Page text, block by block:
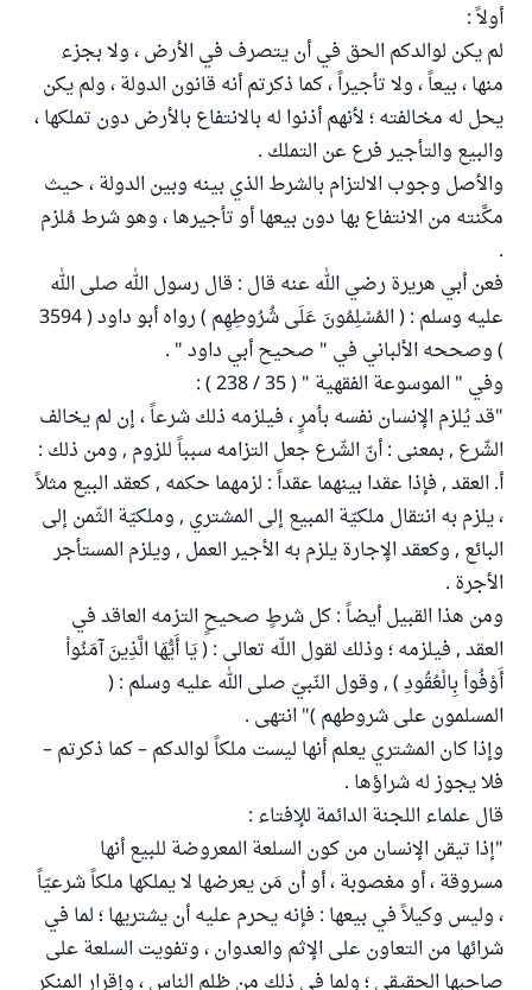
أولاً :
لم يكن لوالدكم الحق في أن يتصرف في الأرض ، ولا بجزء
منها ، بيعاً ، ولا تأجيراً ، كما ذكرتم أنه قانون الدولة ، ولم يكن
يحل له مخالفته ؛ لأنهم أذنوا له بالانتفاع بالأرض دون تملكها ،
والبيع والتأجير فرع عن التملك .
والأصل وجوب الالتزام بالشرط الذي بينه وبين الدولة ، حيث
مكَّنته من الانتفاع بها دون بيعها أو تأجيرها ، وهو شرط مُلزم
.
فعن أبي هريرة رضي الله عنه قال : قال رسول الله صلى الله
عليه وسلم : ( المُسْلِمُونَ عَلَى شُرُوطِهِم ) رواه أبو داود ( 3594
) وصححه الألباني في " صحيح أبي داود " .
وفي " الموسوعة الفقهية " ( 35 / 238 ) :
"قد يُلزم الإنسان نفسه بأمرٍ ، فيلزمه ذلك شرعاً ، إن لم يخالف
الشّرع , بمعنى : أنّ الشّرع جعل التزامه سبباً للزوم , ومن ذلك :
أ. العقد , فإذا عقدا بينهما عقداً : لزمهما حكمه , كعقد البيع مثلاً
، يلزم به انتقال ملكيّة المبيع إلى المشتري , وملكيّة الثّمن إلى
البائع , وكعقد الإجارة يلزم به الأجير العمل , ويلزم المستأجر
الأجرة .
ومن هذا القبيل أيضاً : كل شرطٍ صحيحٍ التزمه العاقد في
العقد , فيلزمه ؛ وذلك لقول اللّه تعالى : ( يَا أَيُّهَا الَّذِينَ آمَنُواْ
أَوْفُواْ بِالْعُقُودِ ) , وقول النّبيّ صلى الله عليه وسلم : (
المسلمون على شروطهم )" انتهى .
وإذا كان المشتري يعلم أنها ليست ملكاً لوالدكم – كما ذكرتم –
فلا يجوز له شراؤها .
قال علماء اللجنة الدائمة للإفتاء :
"إذا تيقن الإنسان من كون السلعة المعروضة للبيع أنها
مسروقة ، أو مغصوبة ، أو أن مَن يعرضها لا يملكها ملكاً شرعيّاً
، وليس وكيلاً في بيعها : فإنه يحرم عليه أن يشتريها ؛ لما في
شرائها من التعاون على الإثم والعدوان ، وتفويت السلعة على
صاحبها الحقيقي ؛ ولما في ذلك من ظلم الناس ، وإقرار المنكر